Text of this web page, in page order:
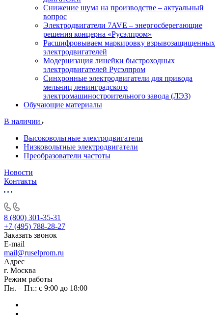
Снижение шума на производстве – актуальный
вопрос
Электродвигатели 7AVE – энергосберегающие
решения концерна «Русэлпром»
Расшифровываем маркировку взрывозащищенных
электродвигателей
Модернизация линейки быстроходных
электродвигателей Русэлпром
Синхронные электродвигатели для привода
мельниц ленинградского
электромашиностроительного завода (ЛЭЗ)
Обучающие материалы
В наличии
Высоковольтные электродвигатели
Низковольтные электродвигатели
Преобразователи частоты
Новости
Контакты
8 (800) 301-35-31
+7 (495) 788-28-27
Заказать звонок
E-mail
mail@ruselprom.ru
Адрес
г. Москва
Режим работы
Пн. – Пт.: с 9:00 до 18:00